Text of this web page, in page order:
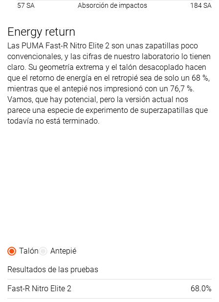
57 SA Absorción de impactos 184 SA
Energy return
Las PUMA Fast-R Nitro Elite 2 son unas zapatillas poco
convencionales, y las cifras de nuestro laboratorio lo tienen
claro. Su geometría extrema y el talón desacoplado hacen
que el retorno de energía en el retropié sea de solo un 68 %,
mientras que el antepié nos impresionó con un 76,7 %.
Vamos, que hay potencial, pero la versión actual nos
parece una especie de experimento de superzapatillas que
todavía no está terminado.
Talón
Antepié
Resultados de las pruebas
Fast-R Nitro Elite 2 68.0%